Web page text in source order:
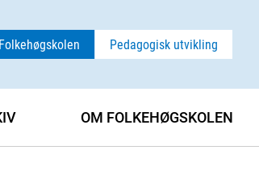
Pedagogisk utvikling
OM FOLKEHØGSKOLEN